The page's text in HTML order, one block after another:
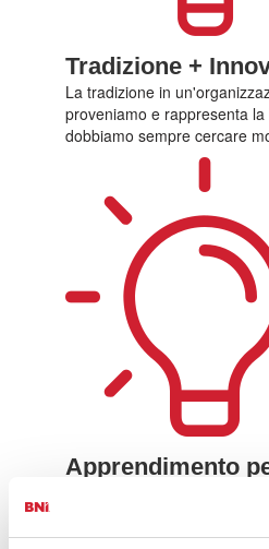
Tradizione +
La tradizione in
proveniamo e rappresenta
dobbiamo sempre cercare
Apprendimento
Crediamo nel
personali e professionali.
di opportunità a supporto